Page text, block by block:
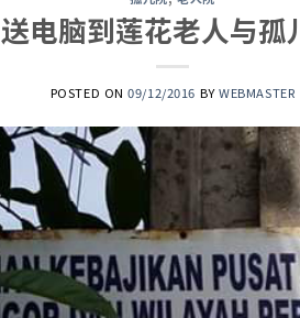
送电脑到莲花老人与孤
POSTED ON09/12/2016 BYWEBMASTER